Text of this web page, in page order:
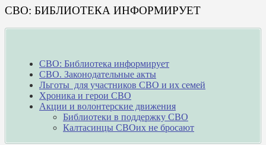
СВО: БИБЛИОТЕКА ИНФОРМИРУЕТ
СВО: Библиотека информирует
СВО. Законодательные акты
Льготы для участников СВО и их семей
Хроника и герои СВО
Акции и волонтерские движения
Библиотеки в поддержку СВО
Калтасинцы СВОих не бросают